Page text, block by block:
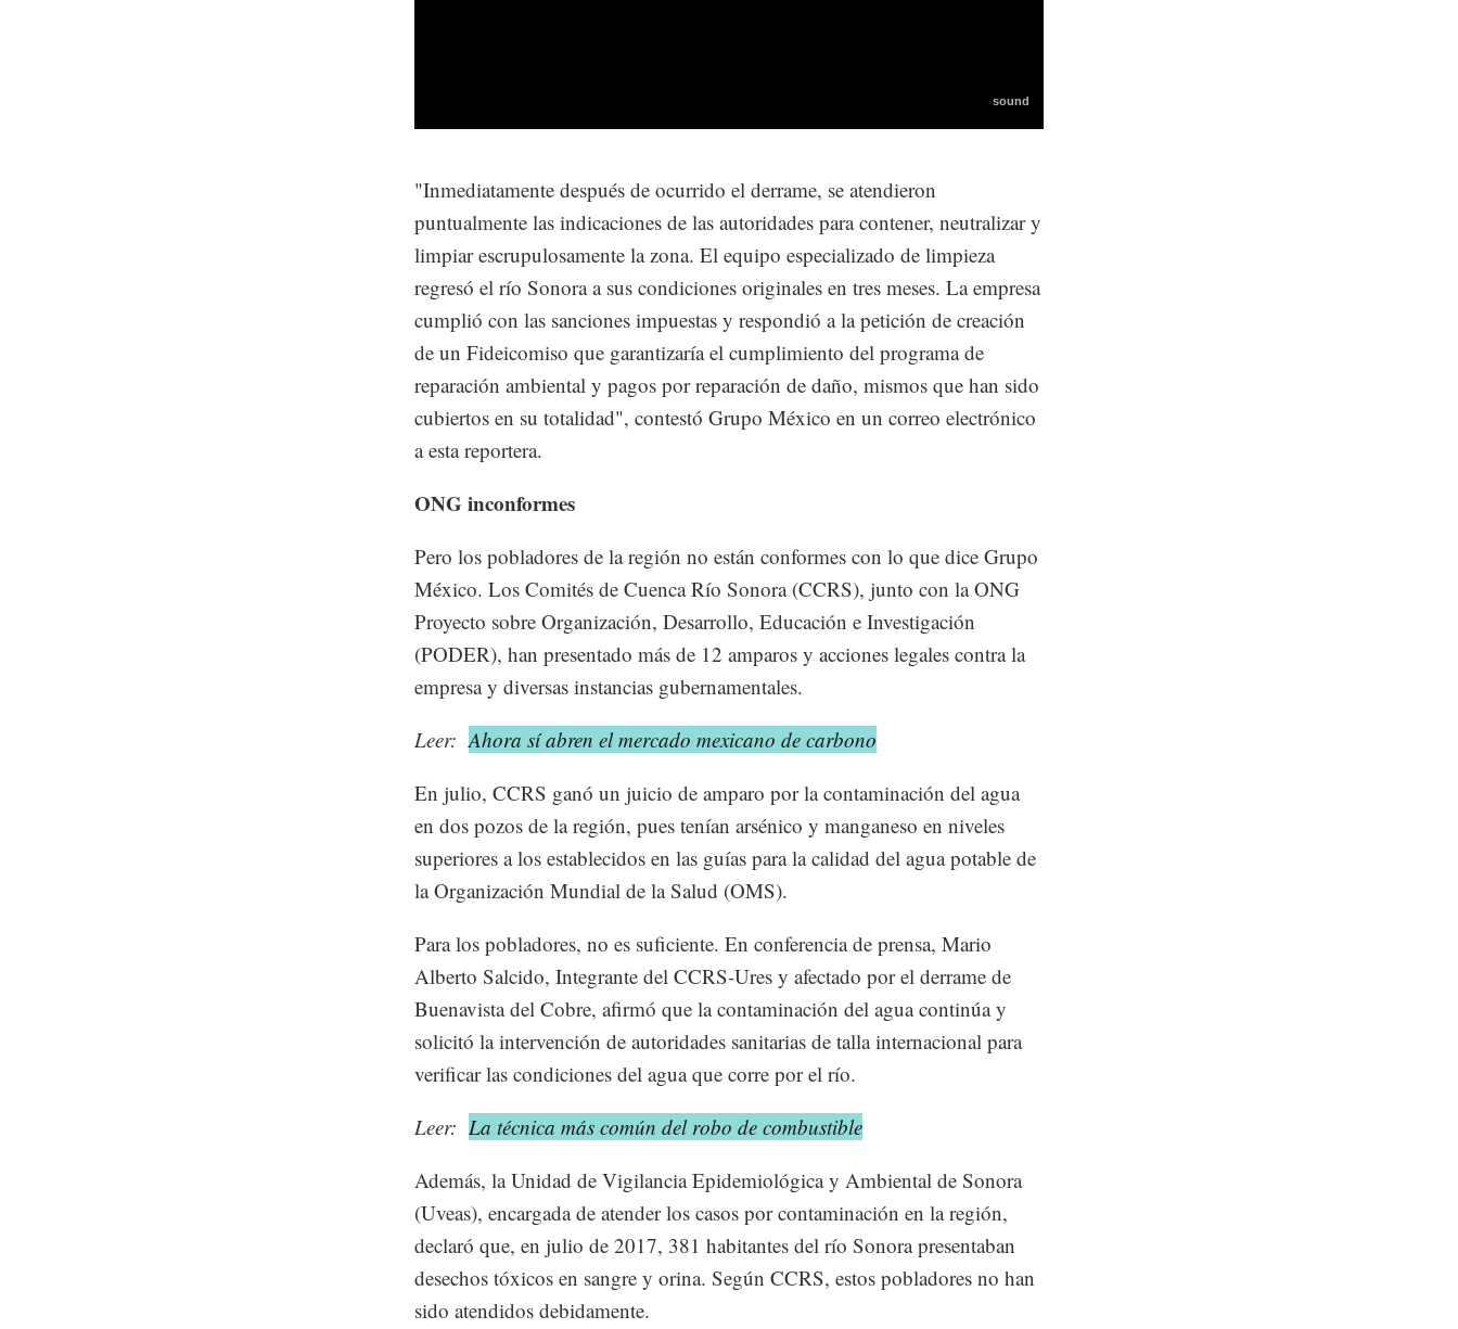
"Inmediatamente después de ocurrido el derrame, se atendieron
puntualmente las indicaciones de las autoridades para contener, neutralizar y
limpiar escrupulosamente la zona. El equipo especializado de limpieza
regresó el río Sonora a sus condiciones originales en tres meses. La empresa
cumplió con las sanciones impuestas y respondió a la petición de creación
de un Fideicomiso que garantizaría el cumplimiento del programa de
reparación ambiental y pagos por reparación de daño, mismos que han sido
cubiertos en su totalidad", contestó Grupo México en un correo electrónico
a esta reportera.
ONG inconformes
Pero los pobladores de la región no están conformes con lo que dice Grupo
México. Los Comités de Cuenca Río Sonora (CCRS), junto con la ONG
Proyecto sobre Organización, Desarrollo, Educación e Investigación
(PODER), han presentado más de 12 amparos y acciones legales contra la
empresa y diversas instancias gubernamentales.
Leer: Ahora sí abren el mercado mexicano de carbono
En julio, CCRS ganó un juicio de amparo por la contaminación del agua
en dos pozos de la región, pues tenían arsénico y manganeso en niveles
superiores a los establecidos en las guías para la calidad del agua potable de
la Organización Mundial de la Salud (OMS).
Para los pobladores, no es suficiente. En conferencia de prensa, Mario
Alberto Salcido, Integrante del CCRS-Ures y afectado por el derrame de
Buenavista del Cobre, afirmó que la contaminación del agua continúa y
solicitó la intervención de autoridades sanitarias de talla internacional para
verificar las condiciones del agua que corre por el río.
Leer: La técnica más común del robo de combustible
Además, la Unidad de Vigilancia Epidemiológica y Ambiental de Sonora
(Uveas), encargada de atender los casos por contaminación en la región,
declaró que, en julio de 2017, 381 habitantes del río Sonora presentaban
desechos tóxicos en sangre y orina. Según CCRS, estos pobladores no han
sido atendidos debidamente.